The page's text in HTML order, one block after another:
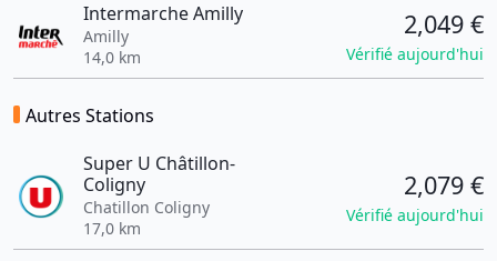
Intermarche Amilly
Amilly
14,0 km
2,049 €
Vérifié aujourd'hui
Autres Stations
Super U Châtillon-
Coligny
Chatillon Coligny
17,0 km
2,079 €
Vérifié aujourd'hui